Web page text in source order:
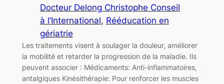
Docteur Delong Christophe Conseil
à l’International, Rééducation en
gériatrie
Les traitements visent à soulager la douleur, améliorer
la mobilité et retarder la progression de la maladie. Ils
peuvent associer : Médicaments: Anti-inflammatoires,
antalgiques Kinésithérapie: Pour renforcer les muscles